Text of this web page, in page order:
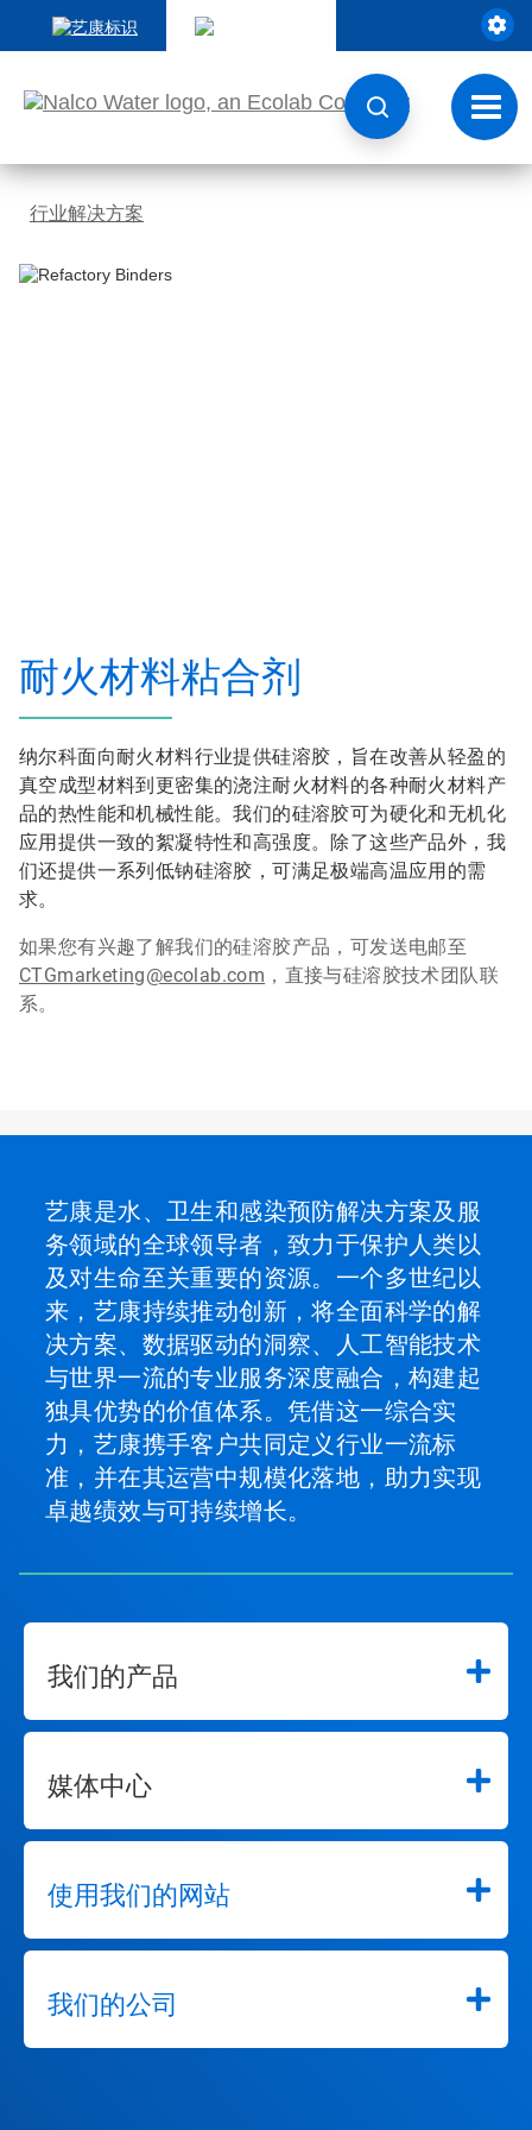
至
切
换
导
航
行业解决方案
耐火材料粘合剂
纳尔科面向耐火材料行业提供硅溶胶，旨在改善从轻盈的
真空成型材料到更密集的浇注耐火材料的各种耐火材料产
品的热性能和机械性能。我们的硅溶胶可为硬化和无机化
应用提供一致的絮凝特性和高强度。除了这些产品外，我
们还提供一系列低钠硅溶胶，可满足极端高温应用的需
求。
如果您有兴趣了解我们的硅溶胶产品，可发送电邮至
CTGmarketing@ecolab.com ，直接与硅溶胶技术团队联
系。
艺康是水、卫生和感染预防解决方案及服
务领域的全球领导者，致力于保护人类以
及对生命至关重要的资源。一个多世纪以
来，艺康持续推动创新，将全面科学的解
决方案、数据驱动的洞察、人工智能技术
与世界一流的专业服务深度融合，构建起
独具优势的价值体系。凭借这一综合实
力，艺康携手客户共同定义行业一流标
准，并在其运营中规模化落地，助力实现
卓越绩效与可持续增长。
我们的产品
媒体中心
使用我们的网站
我们的公司